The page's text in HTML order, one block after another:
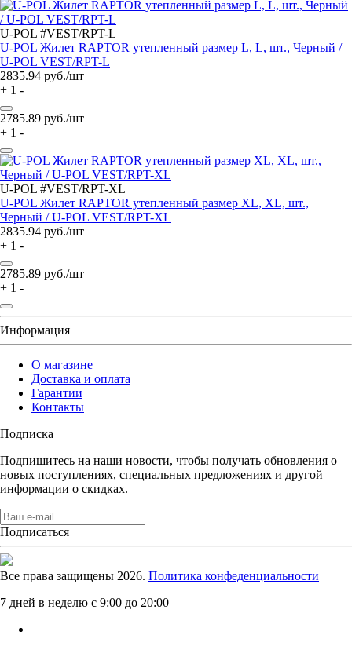
U-POL #VEST/RPT-L
U-POL Жилет RAPTOR утепленный размер L, L, шт., Черный /
U-POL VEST/RPT-L
2835.94 руб./шт
+ 1 -
2785.89 руб./шт
+ 1 -
U-POL #VEST/RPT-XL
U-POL Жилет RAPTOR утепленный размер XL, XL, шт.,
Черный / U-POL VEST/RPT-XL
2835.94 руб./шт
+ 1 -
2785.89 руб./шт
+ 1 -
Информация
О магазине
Доставка и оплата
Гарантии
Контакты
Подписка
Подпишитесь на наши новости, чтобы получать обновления о
новых поступлениях, специальных предложениях и другой
информации о скидках.
Подписаться
Все права защищены 2026. Политика конфеденциальности
7 дней в неделю с 9:00 до 20:00